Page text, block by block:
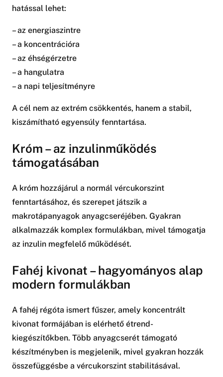
hatással lehet:
– az energiaszintre
– a koncentrációra
– az éhségérzetre
– a hangulatra
– a napi teljesítményre
A cél nem az extrém csökkentés, hanem a stabil,
kiszámítható egyensúly fenntartása.
Króm – az inzulinműködés
támogatásában
A króm hozzájárul a normál vércukorszint
fenntartásához, és szerepet játszik a
makrotápanyagok anyagcseréjében. Gyakran
alkalmazzák komplex formulákban, mivel támogatja
az inzulin megfelelő működését.
Fahéj kivonat – hagyományos alap
modern formulákban
A fahéj régóta ismert fűszer, amely koncentrált
kivonat formájában is elérhető étrend-
kiegészítőkben. Több anyagcserét támogató
készítményben is megjelenik, mivel gyakran hozzák
összefüggésbe a vércukorszint stabilitásával.